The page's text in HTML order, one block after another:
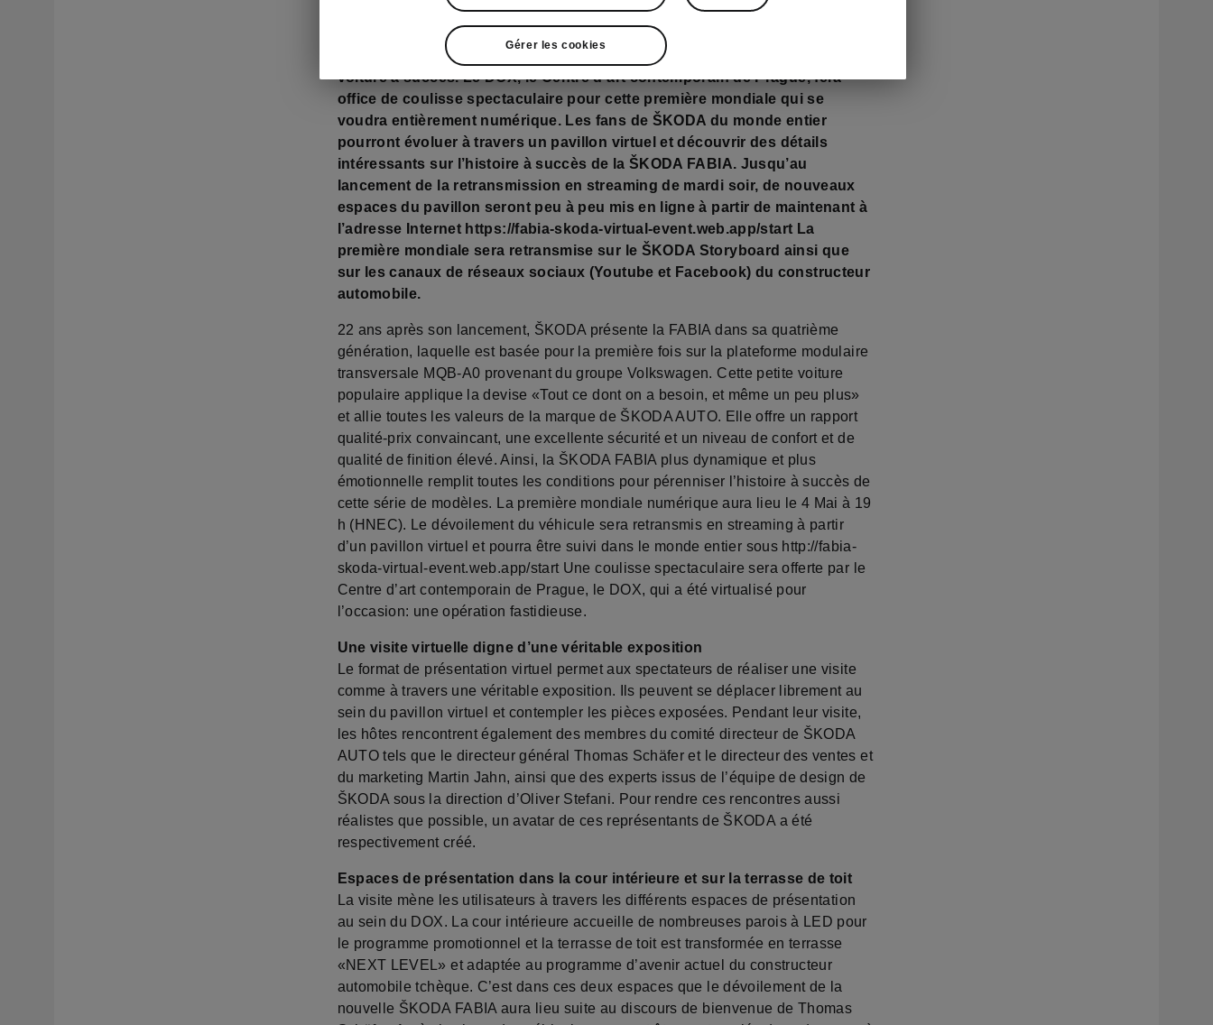
Levée de rideau pour la nouvelle ŠKODA FABIA: le mardi 4 mai prochain à
19 h (HNEC), ŠKODA AUTO dévoilera la quatrième génération de sa petite
voiture à succès. Le DOX, le Centre d’art contemporain de Prague, fera
office de coulisse spectaculaire pour cette première mondiale qui se
voudra entièrement numérique. Les fans de ŠKODA du monde entier
pourront évoluer à travers un pavillon virtuel et découvrir des détails
intéressants sur l’histoire à succès de la ŠKODA FABIA. Jusqu’au
lancement de la retransmission en streaming de mardi soir, de nouveaux
espaces du pavillon seront peu à peu mis en ligne à partir de maintenant à
l’adresse Internet https://fabia-skoda-virtual-event.web.app/start La
première mondiale sera retransmise sur le ŠKODA Storyboard ainsi que
sur les canaux de réseaux sociaux (Youtube et Facebook) du constructeur
automobile.
22 ans après son lancement, ŠKODA présente la FABIA dans sa quatrième
génération, laquelle est basée pour la première fois sur la plateforme modulaire
transversale MQB-A0 provenant du groupe Volkswagen. Cette petite voiture
populaire applique la devise «Tout ce dont on a besoin, et même un peu plus»
et allie toutes les valeurs de la marque de ŠKODA AUTO. Elle offre un rapport
qualité-prix convaincant, une excellente sécurité et un niveau de confort et de
qualité de finition élevé. Ainsi, la ŠKODA FABIA plus dynamique et plus
émotionnelle remplit toutes les conditions pour pérenniser l’histoire à succès de
cette série de modèles. La première mondiale numérique aura lieu le 4 Mai à 19
h (HNEC). Le dévoilement du véhicule sera retransmis en streaming à partir
d’un pavillon virtuel et pourra être suivi dans le monde entier sous http://fabia-
skoda-virtual-event.web.app/start Une coulisse spectaculaire sera offerte par le
Centre d’art contemporain de Prague, le DOX, qui a été virtualisé pour
l’occasion: une opération fastidieuse.
Une visite virtuelle digne d’une véritable exposition
Le format de présentation virtuel permet aux spectateurs de réaliser une visite
comme à travers une véritable exposition. Ils peuvent se déplacer librement au
sein du pavillon virtuel et contempler les pièces exposées. Pendant leur visite,
les hôtes rencontrent également des membres du comité directeur de ŠKODA
AUTO tels que le directeur général Thomas Schäfer et le directeur des ventes et
du marketing Martin Jahn, ainsi que des experts issus de l’équipe de design de
ŠKODA sous la direction d’Oliver Stefani. Pour rendre ces rencontres aussi
réalistes que possible, un avatar de ces représentants de ŠKODA a été
respectivement créé.
Espaces de présentation dans la cour intérieure et sur la terrasse de toit
La visite mène les utilisateurs à travers les différents espaces de présentation
au sein du DOX. La cour intérieure accueille de nombreuses parois à LED pour
le programme promotionnel et la terrasse de toit est transformée en terrasse
«NEXT LEVEL» et adaptée au programme d’avenir actuel du constructeur
automobile tchèque. C’est dans ces deux espaces que le dévoilement de la
nouvelle ŠKODA FABIA aura lieu suite au discours de bienvenue de Thomas
Gérer les cookies